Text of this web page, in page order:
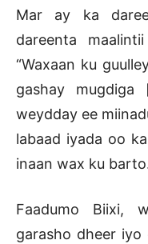
Mar ay ka
dareenta
“Waxaan ku
gashay mugdiga
weydday ee
labaad iyada oo
inaan wax ku
Faadumo Biixi,
garasho dheer iyo